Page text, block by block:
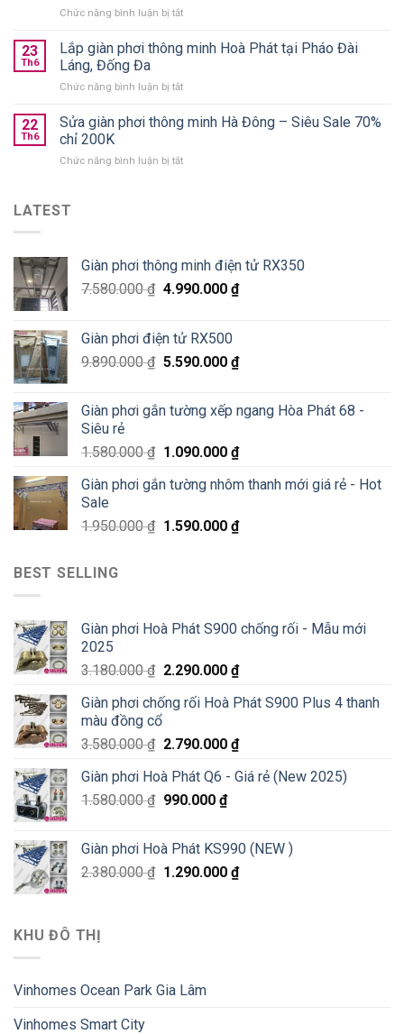
hãng
từ
gấp
nên
nào
Chức năng bình luận bị tắtở
giàn
Xuân
West
số
23
Th6
Lắp giàn phơi thông minh Hoà Phát tại Pháo Đài
Láng, Đống Đa
Chức năng bình luận bị tắtở
giàn
phơi
minh
Đống
Đa
22
Th6
Sửa giàn phơi thông minh Hà Đông – Siêu Sale 70%
chỉ 200K
Chức năng bình luận bị tắtở
Đông
–
Siêu
chỉ
200K
LATEST
Giàn phơi thông minh điện tử RX350
7.580.000₫ 4.990.000 ₫
Giàn phơi điện tử RX500
9.890.000₫ 5.590.000 ₫
Giàn phơi gắn tường xếp ngang Hòa Phát 68 -
Siêu rẻ
1.580.000₫ 1.090.000 ₫
Giàn phơi gắn tường nhôm thanh mới giá rẻ - Hot
Sale
1.950.000₫ 1.590.000 ₫
BEST SELLING
Giàn phơi Hoà Phát S900 chống rối - Mẫu mới
2025
3.180.000₫ 2.290.000 ₫
Giàn phơi chống rối Hoà Phát S900 Plus 4 thanh
màu đồng cổ
3.580.000₫ 2.790.000 ₫
Giàn phơi Hoà Phát Q6 - Giá rẻ (New 2025)
1.580.000₫ 990.000 ₫
Giàn phơi Hoà Phát KS990 (NEW )
2.380.000₫ 1.290.000 ₫
KHU ĐÔ THỊ
Vinhomes Ocean Park Gia Lâm
Vinhomes Smart City